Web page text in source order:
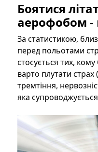
Боятися
аерофобом -
За статистикою,
перед польотами
стосується тих,
варто плутати
тремтіння,
яка